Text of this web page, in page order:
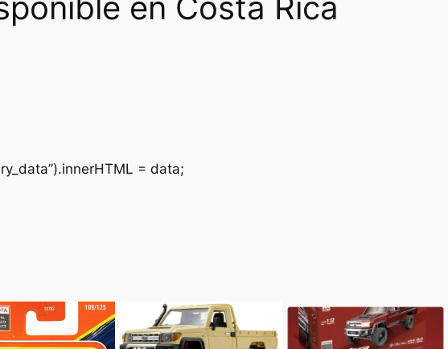
.
= data;